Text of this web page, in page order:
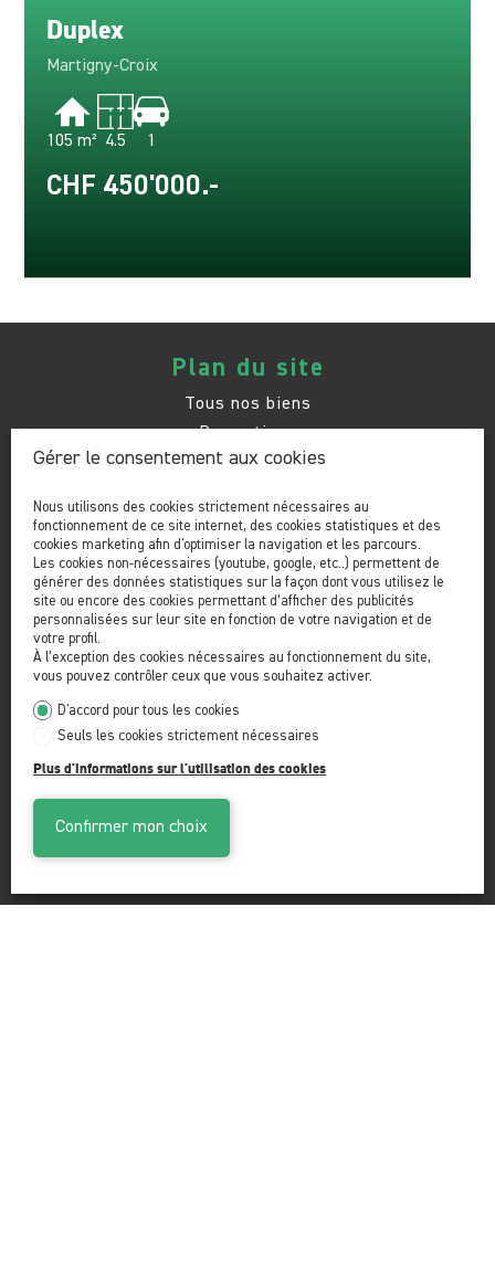
Duplex
Martigny-Croix
105 m² 4.5 1
CHF 450'000.-
Plan du site
Tous nos biens
Promotions
Prestations
Nos conseils
Contact
Contactez-nous
Place de Pré-de-Foire 26
1920 Martigny
Tél. 027 565 85 55
Suivez-nous
Gérer le consentement aux cookies
Nous utilisons des cookies strictement nécessaires au
fonctionnement de ce site internet, des cookies statistiques et des
cookies marketing afin d'optimiser la navigation et les parcours.
Les cookies non-nécessaires (youtube, google, etc..) permettent de
générer des données statistiques sur la façon dont vous utilisez le
site ou encore des cookies permettant d’afficher des publicités
personnalisées sur leur site en fonction de votre navigation et de
votre profil.
À l’exception des cookies nécessaires au fonctionnement du site,
vous pouvez contrôler ceux que vous souhaitez activer.
D'accord pour tous les cookies
Seuls les cookies strictement nécessaires
Plus d'informations sur l'utilisation des cookies
Confirmer mon choix